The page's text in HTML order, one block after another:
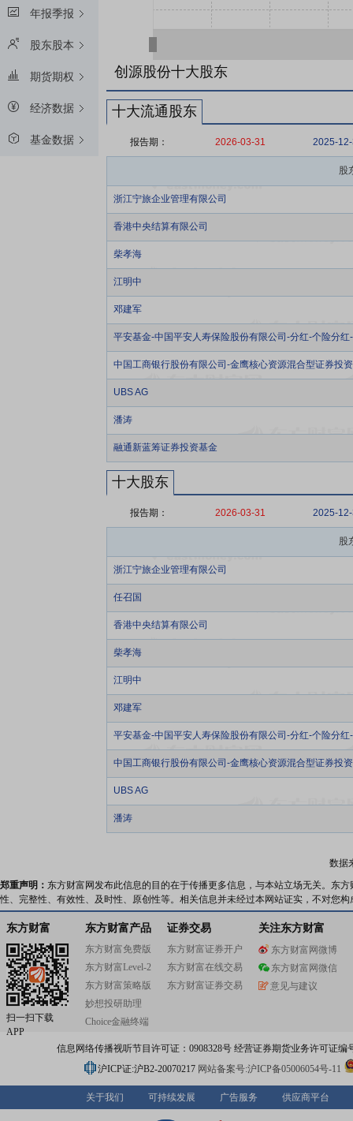
年报季报
股东股本
期货期权
经济数据
基金数据
创源股份十大股东
十大流通股东
报告期： 2026-03-31 2025-
股
浙江宁旅企业管理有限公司
香港中央结算有限公司
柴孝海
江明中
邓建军
平安基金-中国平安人寿保险股份有限公司-分红-个险分
中国工商银行股份有限公司-金鹰核心资源混合型证券投
UBS AG
潘涛
融通新蓝筹证券投资基金
十大股东
报告期： 2026-03-31 2025-
股
浙江宁旅企业管理有限公司
任召国
香港中央结算有限公司
柴孝海
江明中
邓建军
平安基金-中国平安人寿保险股份有限公司-分红-个险分
中国工商银行股份有限公司-金鹰核心资源混合型证券投
UBS AG
潘涛
数据
郑重声明： 东方财富网发布此信息的目的在于传播更多信息，与本站立场无关。东
性、完整性、有效性、及时性、原创性等。相关信息并未经过本网站证实，不对您
东方财富
扫一扫下载
APP
东方财富产品
东方财富免费版
东方财富Level-2
东方财富策略版
妙想投研助理
Choice金融终端
证券交易
东方财富证券开户
东方财富在线交易
东方财富证券交易
关注东方财富
东方财富网微博
东方财富网微信
意见与建议
信息网络传播视听节目许可证：0908328号 经营证券期货业务许可证编
沪ICP证:沪B2-20070217 网站备案号:沪ICP备05006054号-11
关于我们 可持续发展 广告服务 供应商平台